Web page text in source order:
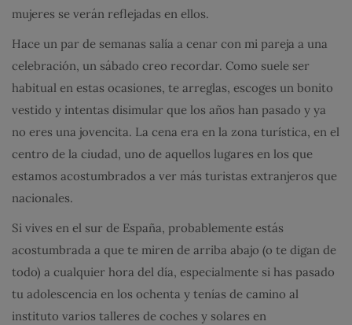
mujeres se verán reflejadas en ellos.
Hace un par de semanas salía a cenar con mi pareja a una
celebración, un sábado creo recordar. Como suele ser
habitual en estas ocasiones, te arreglas, escoges un bonito
vestido y intentas disimular que los años han pasado y ya
no eres una jovencita. La cena era en la zona turística, en el
centro de la ciudad, uno de aquellos lugares en los que
estamos acostumbrados a ver más turistas extranjeros que
nacionales.
Si vives en el sur de España, probablemente estás
acostumbrada a que te miren de arriba abajo (o te digan de
todo) a cualquier hora del día, especialmente si has pasado
tu adolescencia en los ochenta y tenías de camino al
instituto varios talleres de coches y solares en